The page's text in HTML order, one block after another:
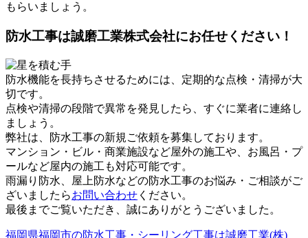
もらいましょう。
防水工事は誠磨工業株式会社にお任せください！
防水機能を長持ちさせるためには、定期的な点検・清掃が大
切です。
点検や清掃の段階で異常を発見したら、すぐに業者に連絡し
ましょう。
弊社は、防水工事の新規ご依頼を募集しております。
マンション・ビル・商業施設など屋外の施工や、お風呂・プ
ールなど屋内の施工も対応可能です。
雨漏り防水、屋上防水などの防水工事のお悩み・ご相談がご
ざいましたらお問い合わせ ください。
最後までご覧いただき、誠にありがとうございました。
福岡県福岡市の防水工事・シーリング工事は誠磨工業(株)